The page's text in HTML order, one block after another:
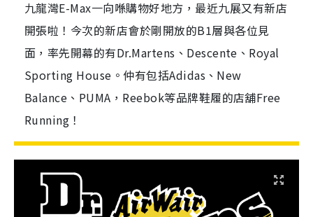
九龍灣E-Max一向喺購物好地方，最近九展又有新店
開張啦！今次的新店會於剛開放的B1層與各位見
面，率先開幕的有Dr.Martens、Descente、Royal
Sporting House。仲有包括Adidas、New
Balance、PUMA，Reebok等品牌鞋履的店舖Free
Running！